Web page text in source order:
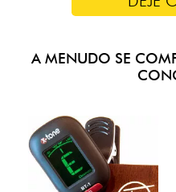
A MENUDO SE